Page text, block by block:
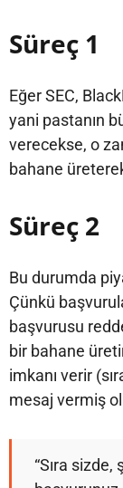
Süreç 1
Eğer SEC,
yani pastanın
verecekse, o
bahane
Süreç 2
Bu durumda
Çünkü
başvurusu
bir bahane
imkanı verir
mesaj vermiş
“Sıra